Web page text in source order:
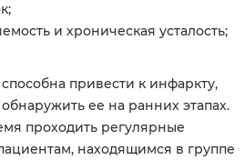
и хроническая усталость;
привести к инфаркту,
ее на ранних этапах.
проходить регулярные
находящимся в группе